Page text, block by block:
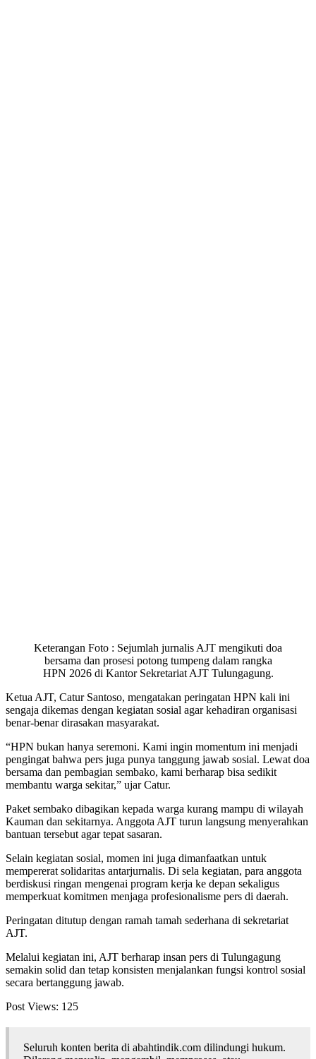
Keterangan Foto : Sejumlah jurnalis AJT mengikuti doa
bersama dan prosesi potong tumpeng dalam rangka
HPN 2026 di Kantor Sekretariat AJT Tulungagung.
Ketua AJT, Catur Santoso, mengatakan peringatan HPN kali ini
sengaja dikemas dengan kegiatan sosial agar kehadiran organisasi
benar-benar dirasakan masyarakat.
“HPN bukan hanya seremoni. Kami ingin momentum ini menjadi
pengingat bahwa pers juga punya tanggung jawab sosial. Lewat doa
bersama dan pembagian sembako, kami berharap bisa sedikit
membantu warga sekitar,” ujar Catur.
Paket sembako dibagikan kepada warga kurang mampu di wilayah
Kauman dan sekitarnya. Anggota AJT turun langsung menyerahkan
bantuan tersebut agar tepat sasaran.
Selain kegiatan sosial, momen ini juga dimanfaatkan untuk
mempererat solidaritas antarjurnalis. Di sela kegiatan, para anggota
berdiskusi ringan mengenai program kerja ke depan sekaligus
memperkuat komitmen menjaga profesionalisme pers di daerah.
Peringatan ditutup dengan ramah tamah sederhana di sekretariat
AJT.
Melalui kegiatan ini, AJT berharap insan pers di Tulungagung
semakin solid dan tetap konsisten menjalankan fungsi kontrol sosial
secara bertanggung jawab.
Post Views: 125
Seluruh konten berita di abahtindik.com dilindungi hukum.